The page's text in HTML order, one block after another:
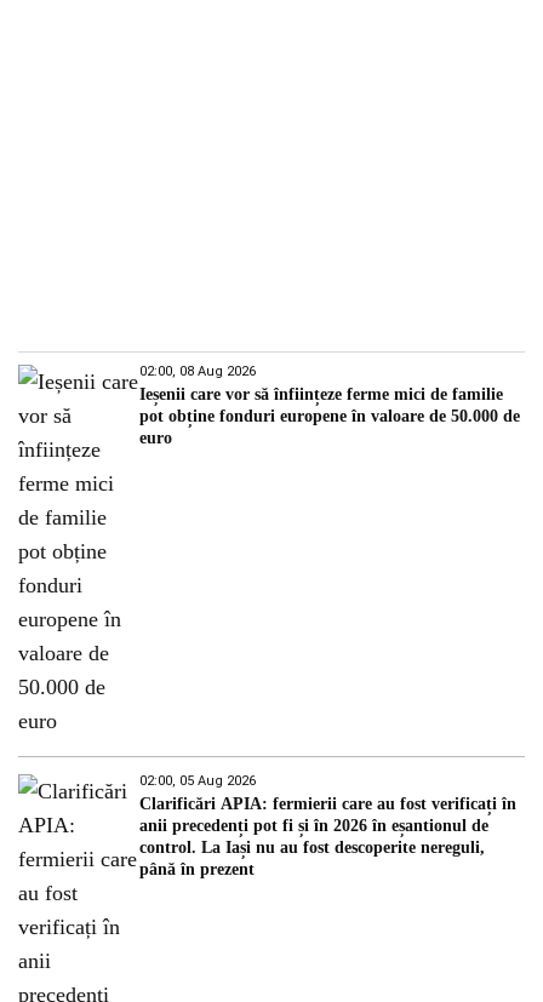
02:00, 08 Aug 2026
Ieșenii care vor să înființeze ferme mici de familie
pot obține fonduri europene în valoare de 50.000 de
euro
02:00, 05 Aug 2026
Clarificări APIA: fermierii care au fost verificați în
anii precedenți pot fi și în 2026 în eșantionul de
control. La Iași nu au fost descoperite nereguli,
până în prezent